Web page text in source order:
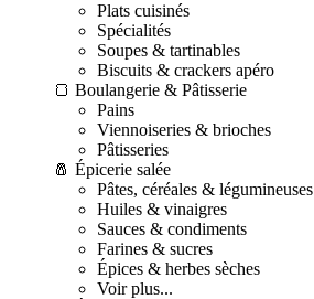
Plats cuisinés
Spécialités
Soupes & tartinables
Biscuits & crackers apéro
🍞 Boulangerie & Pâtisserie
Pains
Viennoiseries & brioches
Pâtisseries
🧂 Épicerie salée
Pâtes, céréales & légumineuses
Huiles & vinaigres
Sauces & condiments
Farines & sucres
Épices & herbes sèches
Voir plus...